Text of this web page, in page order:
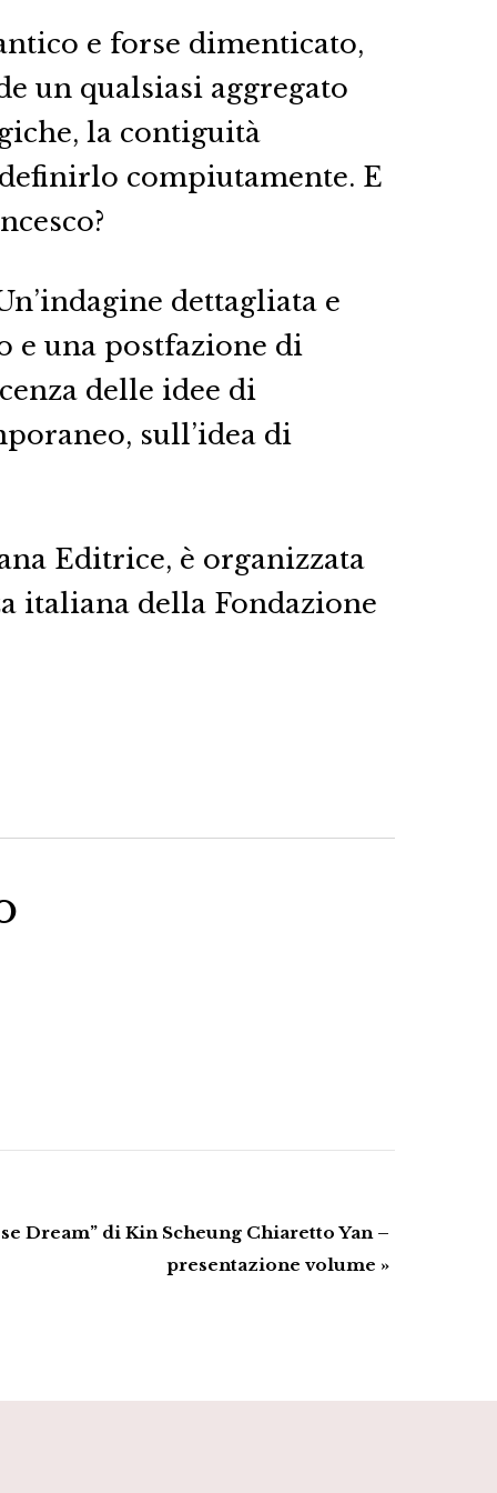
e forse dimenticato,
un qualsiasi aggregato
la contiguità
compiutamente. E
dettagliata e
e una postfazione di
delle idee di
sull’idea di
Editrice, è organizzata
italiana della Fondazione
Dream” di Kin Scheung Chiaretto Yan –
presentazione volume »